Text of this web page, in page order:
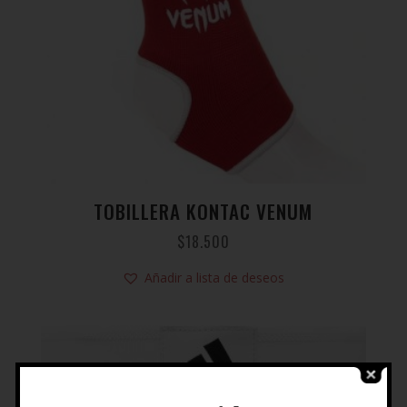
TOBILLERA KONTAC VENUM
$18.500
Añadir a lista de deseos